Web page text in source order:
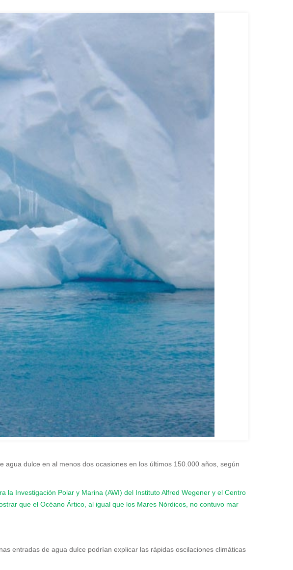
dulce en al menos dos ocasiones en los últimos 150.000 años, según
Investigación Polar y Marina (AWI) del Instituto Alfred Wegener y el Centro
que el Océano Ártico, al igual que los Mares Nórdicos, no contuvo mar
entradas de agua dulce podrían explicar las rápidas oscilaciones climáticas